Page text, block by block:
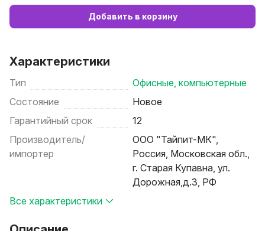
Добавить в корзину
Характеристики
Тип
Офисные, компьютерные
Состояние
Новое
Гарантийный срок
12
Производитель/
импортер
ООО "Тайпит-МК",
Россия, Московская обл.,
г. Старая Купавна, ул.
Дорожная,д.3, РФ
Все характеристики